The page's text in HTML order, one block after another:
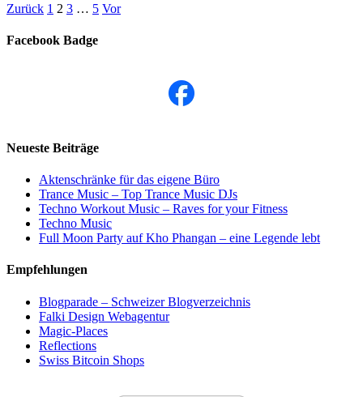
Zurück 1 2 3 … 5 Vor
Facebook Badge
Neueste Beiträge
Aktenschränke für das eigene Büro
Trance Music – Top Trance Music DJs
Techno Workout Music – Raves for your Fitness
Techno Music
Full Moon Party auf Kho Phangan – eine Legende lebt
Empfehlungen
Blogparade – Schweizer Blogverzeichnis
Falki Design Webagentur
Magic-Places
Reflections
Swiss Bitcoin Shops